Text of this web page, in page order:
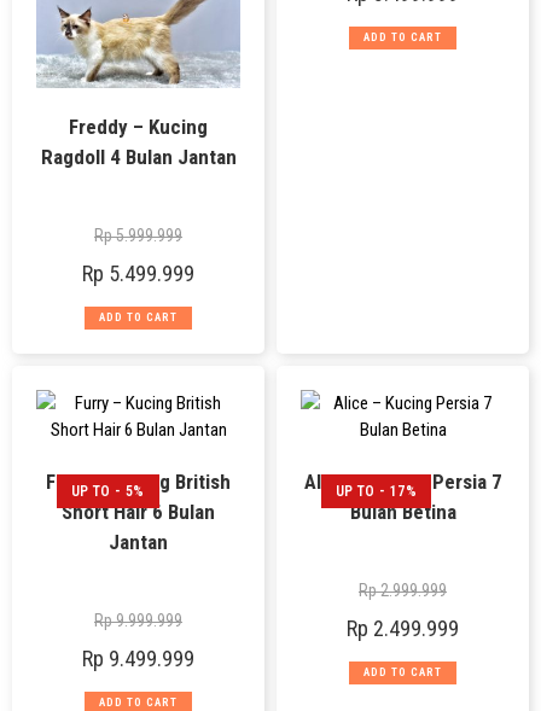
Freddy – Kucing
Ragdoll 4 Bulan Jantan
Rp5.999.999
Rp 5.499.999
ADD TO CART
ADD TO CART
UP TO - 5%
Furry – Kucing British
Short Hair 6 Bulan
Jantan
Rp9.999.999
Rp 9.499.999
ADD TO CART
UP TO - 17%
Alice – Kucing Persia 7
Bulan Betina
Rp2.999.999
Rp 2.499.999
ADD TO CART